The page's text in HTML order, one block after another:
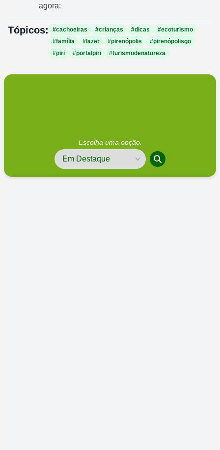
agora:
Tópicos: #cachoeiras #crianças #dicas
#ecoturismo
#família
#lazer #pirenópolis
#pirenópolisgo
#piri
#portalpiri #turismodenatureza
Escolha uma opção.